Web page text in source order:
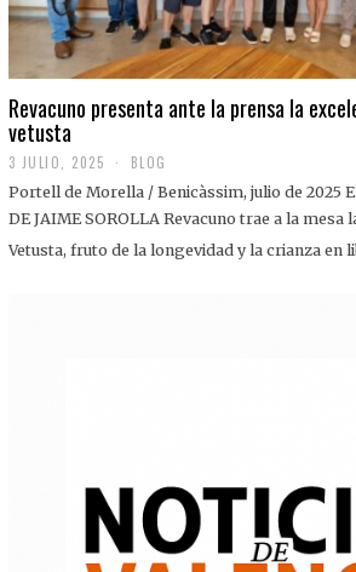
Revacuno presenta ante la prensa la
vetusta
3 JULIO, 2025
J
U
I
BLOG
Portell de Morella / Benicàssim, julio de 2025
DE JAIME SOROLLA Revacuno trae a la mesa
Vetusta, fruto de la longevidad y la crianza en